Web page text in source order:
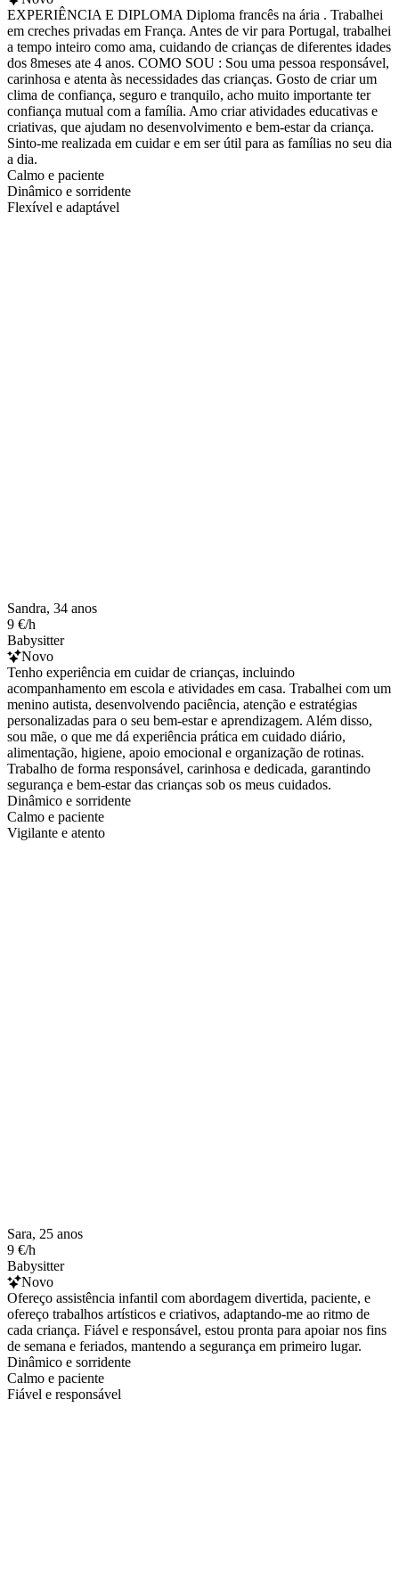
EXPERIÊNCIA E DIPLOMA Diploma francês na ária . Trabalhei
em creches privadas em França. Antes de vir para Portugal, trabalhei
a tempo inteiro como ama, cuidando de crianças de diferentes idades
dos 8meses ate 4 anos. COMO SOU : Sou uma pessoa responsável,
carinhosa e atenta às necessidades das crianças. Gosto de criar um
clima de confiança, seguro e tranquilo, acho muito importante ter
confiança mutual com a família. Amo criar atividades educativas e
criativas, que ajudam no desenvolvimento e bem-estar da criança.
Sinto-me realizada em cuidar e em ser útil para as famílias no seu dia
a dia.
Calmo e paciente
Dinâmico e sorridente
Flexível e adaptável
Sandra, 34 anos
9 €/h
Babysitter
Novo
Tenho experiência em cuidar de crianças, incluindo
acompanhamento em escola e atividades em casa. Trabalhei com um
menino autista, desenvolvendo paciência, atenção e estratégias
personalizadas para o seu bem-estar e aprendizagem. Além disso,
sou mãe, o que me dá experiência prática em cuidado diário,
alimentação, higiene, apoio emocional e organização de rotinas.
Trabalho de forma responsável, carinhosa e dedicada, garantindo
segurança e bem-estar das crianças sob os meus cuidados.
Dinâmico e sorridente
Calmo e paciente
Vigilante e atento
Sara, 25 anos
9 €/h
Babysitter
Novo
Ofereço assistência infantil com abordagem divertida, paciente, e
ofereço trabalhos artísticos e criativos, adaptando-me ao ritmo de
cada criança. Fiável e responsável, estou pronta para apoiar nos fins
de semana e feriados, mantendo a segurança em primeiro lugar.
Dinâmico e sorridente
Calmo e paciente
Fiável e responsável